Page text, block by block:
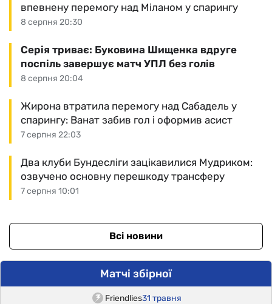
8 серпня 20:30
впевнену перемогу над Міланом у спарингу
8 серпня 20:04
Серія триває: Буковина Шищенка вдруге
поспіль завершує матч УПЛ без голів
7 серпня 22:03
Жирона втратила перемогу над Сабадель у
спарингу: Ванат забив гол і оформив асист
7 серпня 10:01
Два клуби Бундесліги зацікавилися Мудриком:
озвучено основну перешкоду трансферу
Всі новини
Матчі збірної
Friendlies31 травня